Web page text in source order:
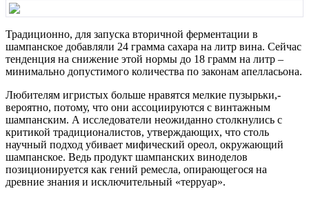
Традиционно, для запуска вторичной ферментации в
шампанское добавляли 24 грамма сахара на литр вина. Сейчас
тенденция на снижение этой нормы до 18 грамм на литр –
минимально допустимого количества по законам апелласьона.
Любителям игристых больше нравятся мелкие пузырьки,-
вероятно, потому, что они ассоциируются с винтажным
шампанским. А исследователи неожиданно столкнулись с
критикой традиционалистов, утверждающих, что столь
научный подход убивает мифический ореол, окружающий
шампанское. Ведь продукт шампанских виноделов
позиционируется как гений ремесла, опирающегося на
древние знания и исключительный «терруар».